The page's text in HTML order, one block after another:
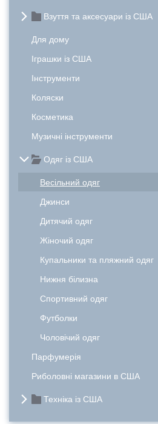
Взуття та аксесуари із США
Для дому
Іграшки із США
Інструменти
Коляски
Косметика
Музичні інструменти
Одяг із США
Весільний одяг
Джинси
Дитячий одяг
Жіночий одяг
Купальники та пляжний одяг
Нижня білизна
Спортивний одяг
Футболки
Чоловічий одяг
Парфумерія
Риболовні магазини в США
Техніка із США